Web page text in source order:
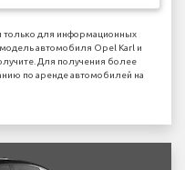
только для информационных
автомобиля Opel Karl и
Для получения более
по аренде автомобилей на